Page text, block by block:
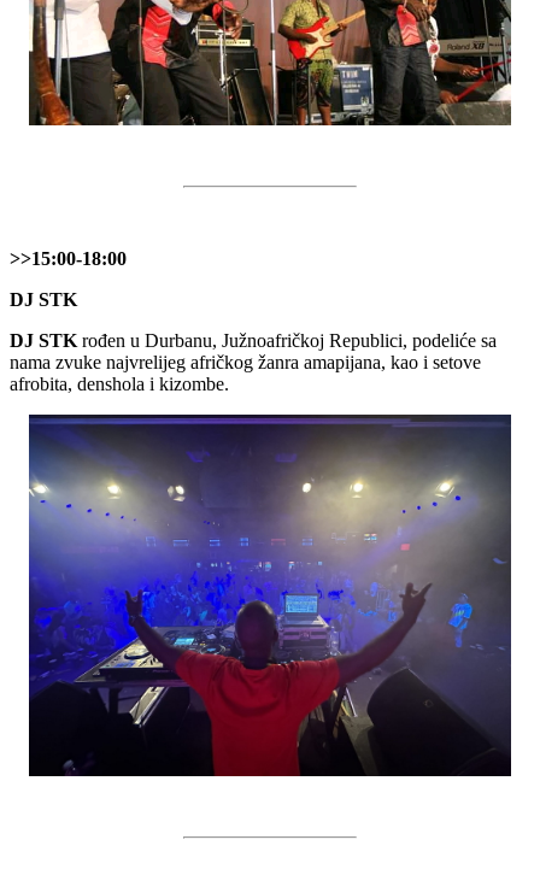
>>15:00-18:00
DJ STK
DJ STK rođen u Durbanu, Južnoafričkoj Republici, podeliće sa
nama zvuke najvrelijeg afričkog žanra amapijana, kao i setove
afrobita, denshola i kizombe.